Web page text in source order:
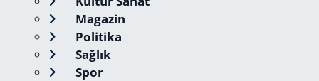
Magazin
Politika
Sağlık
Spor